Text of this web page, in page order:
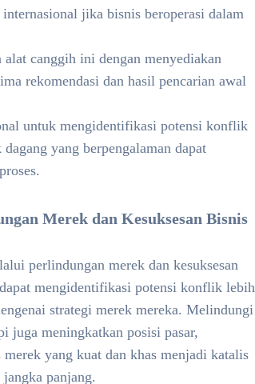
jika bisnis beroperasi dalam
alat canggih ini dengan menyediakan
rekomendasi dan hasil pencarian awal
untuk mengidentifikasi potensi konflik
yang berpengalaman dapat
Merek dan Kesuksesan Bisnis
perlindungan merek dan kesuksesan
mengidentifikasi potensi konflik lebih
strategi merek mereka. Melindungi
juga meningkatkan posisi pasar,
yang kuat dan khas menjadi katalis
panjang.